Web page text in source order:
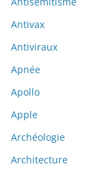
Antivax
Antiviraux
Apnée
Apollo
Apple
Archéologie
Architecture